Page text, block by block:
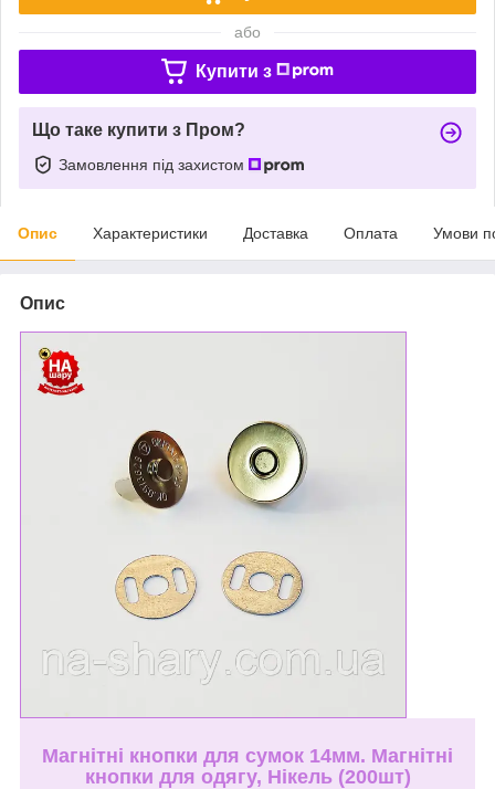
або
Купити з
Що таке купити з Пром?
Замовлення під захистом
Опис Характеристики Доставка Оплата Умови
Опис
Магнітні кнопки для сумок 14мм. Магнітні
кнопки для одягу, Нікель (200шт)